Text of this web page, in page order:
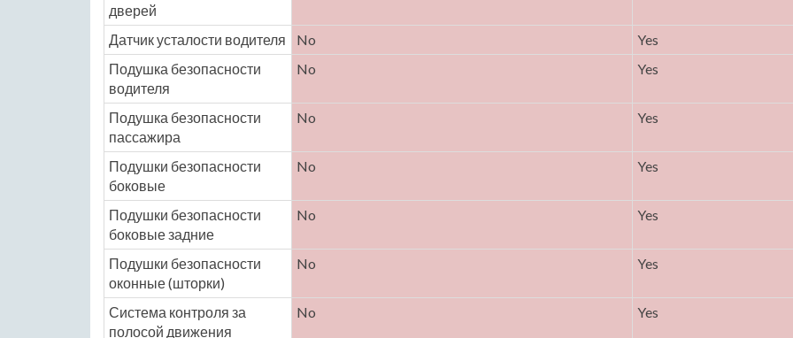
дверей
Датчик усталости водителя No
Yes
Подушка безопасности
водителя
No Yes
Подушка безопасности
пассажира
No Yes
Подушки безопасности
боковые
No Yes
Подушки безопасности
боковые задние
No Yes
Подушки безопасности
оконные (шторки)
No Yes
Система контроля за
полосой движения
No Yes